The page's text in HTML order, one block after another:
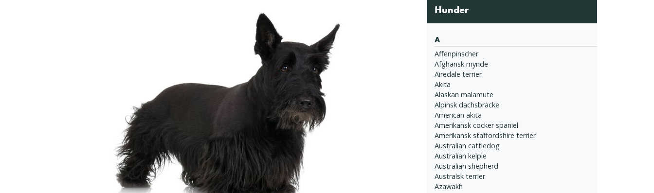
Hunder
A
Affenpinscher
Afghansk mynde
Airedale terrier
Akita
Alaskan malamute
Alpinsk dachsbracke
American akita
Amerikansk cocker spaniel
Amerikansk staffordshire terrier
Australian cattledog
Australian kelpie
Australian shepherd
Australsk terrier
Azawakh